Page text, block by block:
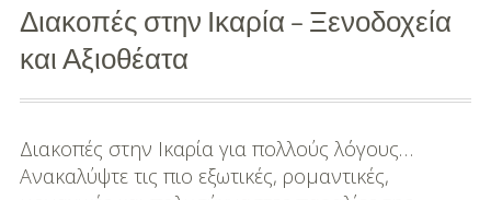
DIY
Διατροφή-Συνταγές
Συμβουλές
Διατροφής
Διακοπές στην Ικαρία – Ξενοδοχεία
και Αξιοθέατα
Διακοπές στην Ικαρία για πολλούς λόγους…
Ανακαλύψτε τις πιο εξωτικές, ρομαντικές,